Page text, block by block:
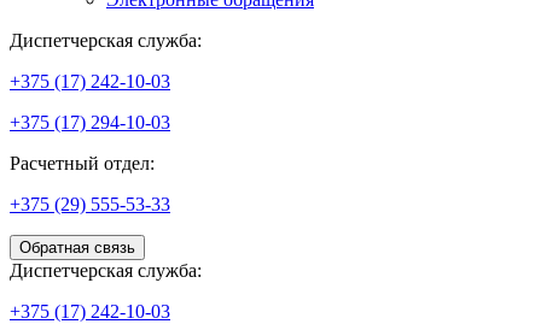
Диспетчерская служба:
+375 (17) 242-10-03
+375 (17) 294-10-03
Расчетный отдел:
+375 (29) 555-53-33
Обратная связь
Диспетчерская служба:
+375 (17) 242-10-03